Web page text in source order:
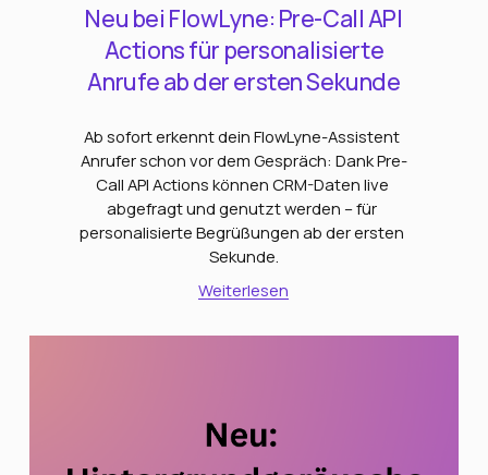
Neu bei FlowLyne: Pre-Call API
Actions für personalisierte
Anrufe ab der ersten Sekunde
Ab sofort erkennt dein FlowLyne-Assistent
Anrufer schon vor dem Gespräch: Dank Pre-
Call API Actions können CRM-Daten live
abgefragt und genutzt werden – für
personalisierte Begrüßungen ab der ersten
Sekunde.
Weiterlesen